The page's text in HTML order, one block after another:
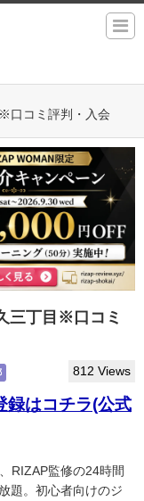
口コミ評判・入会
三丁目※口コミ
812 Views
録はコチラ(公式
RIZAP監修の24時間
題。初心者向けのジ